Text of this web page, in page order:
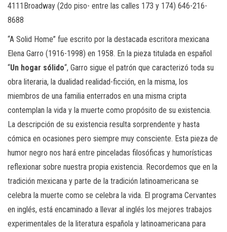
4111Broadway (2do piso- entre las calles 173 y 174) 646-216-
8688
“A Solid Home” fue escrito por la destacada escritora mexicana
Elena Garro (1916-1998) en 1958. En la pieza titulada en español
“Un hogar sólido“, Garro sigue el patrón que caracterizó toda su
obra literaria, la dualidad realidad-ficción, en la misma, los
miembros de una familia enterrados en una misma cripta
contemplan la vida y la muerte como propósito de su existencia.
La descripción de su existencia resulta sorprendente y hasta
cómica en ocasiones pero siempre muy consciente. Esta pieza de
humor negro nos hará entre pinceladas filosóficas y humorísticas
reflexionar sobre nuestra propia existencia. Recordemos que en la
tradición mexicana y parte de la tradición latinoamericana se
celebra la muerte como se celebra la vida. El programa Cervantes
en inglés, está encaminado a llevar al inglés los mejores trabajos
experimentales de la literatura española y latinoamericana para